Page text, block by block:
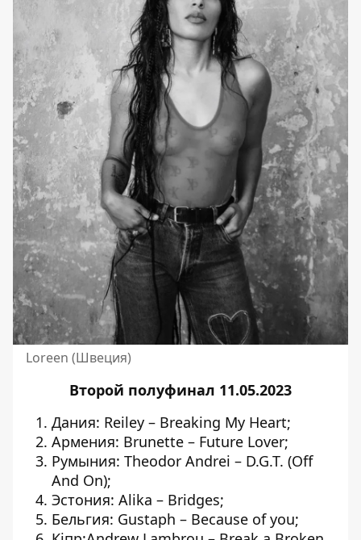
Loreen (Швеция)
Второй полуфинал 11.05.2023
Дания: Reiley – Breaking My Heart;
Армения: Brunette – Future Lover;
Румыния: Theodor Andrei – D.G.T. (Off
And On);
Эстония: Alika – Bridges;
Бельгия: Gustaph – Because of you;